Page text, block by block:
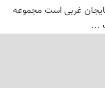
غربی است مجموعه
...